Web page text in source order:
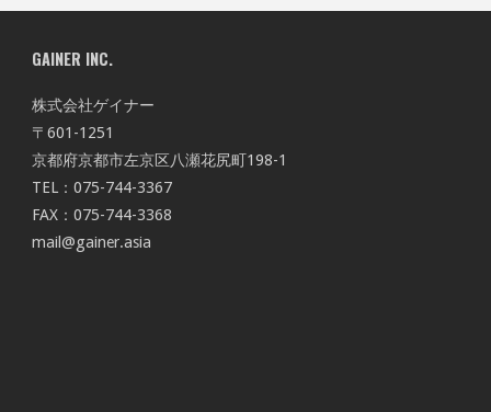
GAINER INC.
株式会社ゲイナー
〒601-1251
京都府京都市左京区八瀬花尻町198-1
TEL：075-744-3367
FAX：075-744-3368
mail@gainer.asia